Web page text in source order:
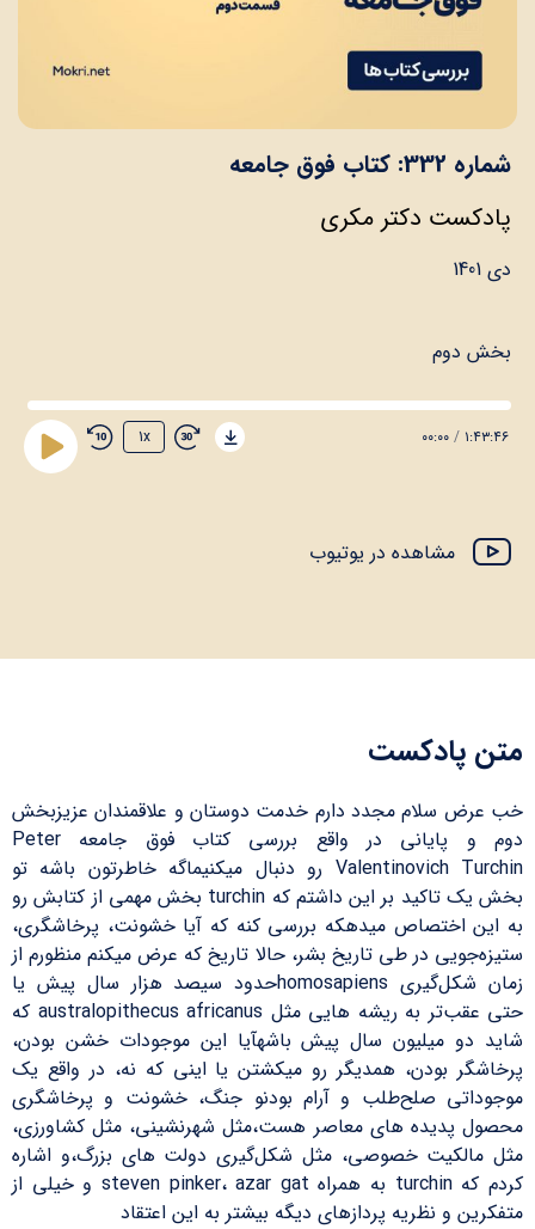
شماره 332: کتاب فوق جامعه
پادکست دکتر مکری
دی 1401
بخش دوم
1x ۰۰:۰۰ / ۱:۴۳:۴۶
مشاهده در یوتیوب
متن پادکست
خب عرض سلام مجدد دارم خدمت دوستان و علاقمندان عزیزبخش
دوم و پایانی در واقع بررسی کتاب فوق جامعه Peter
Valentinovich Turchin رو دنبال میکنیماگه خاطرتون باشه تو
بخش یک تاکید بر این داشتم که turchin بخش مهمی از کتابش رو
به این اختصاص میدهکه بررسی کنه که آیا خشونت، پرخاشگری،
ستیزه‌جویی در طی تاریخ بشر، حالا تاریخ که عرض میکنم منظورم از
زمان شکل‌گیری homosapiensحدود سیصد هزار سال پیش یا
حتی عقب‌تر به ریشه هایی مثل australopithecus africanus که
شاید دو میلیون سال پیش باشهآیا این موجودات خشن بودن،
پرخاشگر بودن، همدیگر رو میکشتن یا اینی که نه، در واقع یک
موجوداتی صلح‌طلب و آرام بودنو جنگ، خشونت و پرخاشگری
محصول پدیده های معاصر هست،مثل شهرنشینی، مثل کشاورزی،
مثل مالکیت خصوصی، مثل شکل‌گیری دولت های بزرگ،و اشاره
کردم که turchin به همراه steven pinker، azar gat و خیلی از
متفکرین و نظریه پردازهای دیگه بیشتر به این اعتقاد